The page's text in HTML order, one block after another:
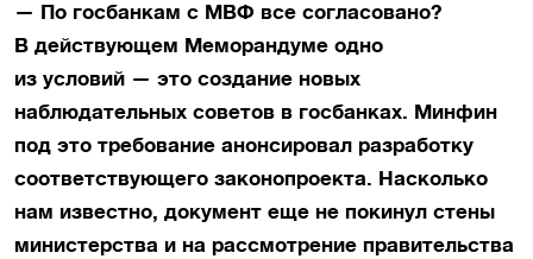
— По госбанкам с МВФ все согласовано?
В действующем Меморандуме одно
из условий — это создание новых
наблюдательных советов в госбанках. Минфин
под это требование анонсировал разработку
соответствующего законопроекта. Насколько
нам известно, документ еще не покинул стены
министерства и на рассмотрение правительства